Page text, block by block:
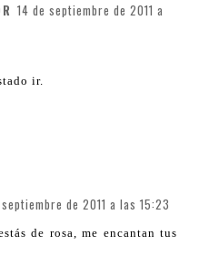
14 de septiembre de 2011 a
ir.
de 2011 a las 15:23
de rosa, me encantan tus